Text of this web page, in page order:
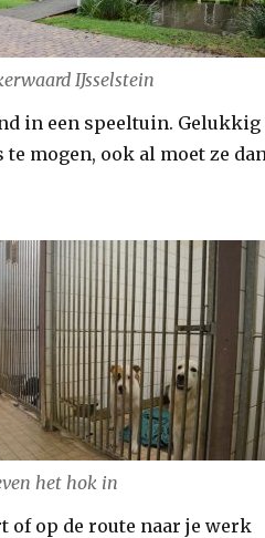
IJsselstein
in een speeltuin. Gelukkig
te mogen, ook al moet ze
het hok in
of op de route naar je werk